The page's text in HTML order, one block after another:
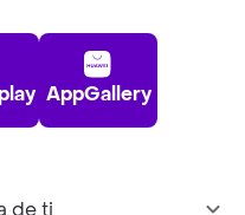
AppGallery
de ti